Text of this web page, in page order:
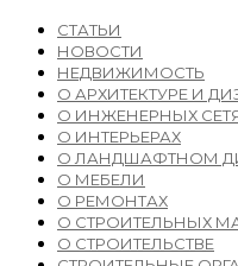
СТАТЬИ
НОВОСТИ
НЕДВИЖИМОСТЬ
О АРХИТЕКТУРЕ И
О ИНЖЕНЕРНЫХ
О ИНТЕРЬЕРАХ
О ЛАНДШАФТНОМ
О МЕБЕЛИ
О РЕМОНТАХ
О СТРОИТЕЛЬНЫХ
О СТРОИТЕЛЬСТВЕ